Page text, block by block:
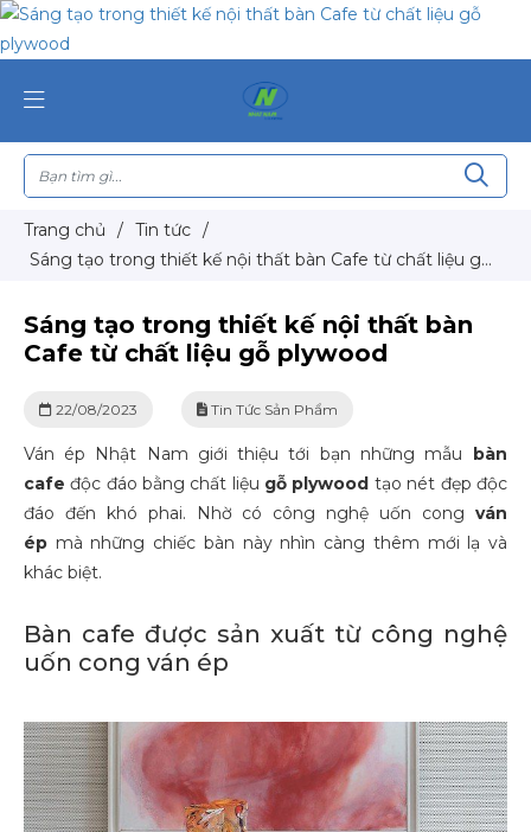
Trang chủ / Tin tức /
Sáng tạo trong thiết kế nội thất bàn Cafe từ chất liệu gỗ
Sáng tạo trong thiết kế nội thất bàn
Cafe từ chất liệu gỗ plywood
22/08/2023 Tin Tức Sản Phẩm
Ván ép Nhật Nam giới thiệu tới bạn những mẫu bàn
cafe độc đáo bằng chất liệu gỗ plywood tạo nét đẹp độc
đáo đến khó phai. Nhờ có công nghệ uốn cong ván
ép mà những chiếc bàn này nhìn càng thêm mới lạ và
khác biệt.
Bàn cafe được sản xuất từ công nghệ
uốn cong ván ép